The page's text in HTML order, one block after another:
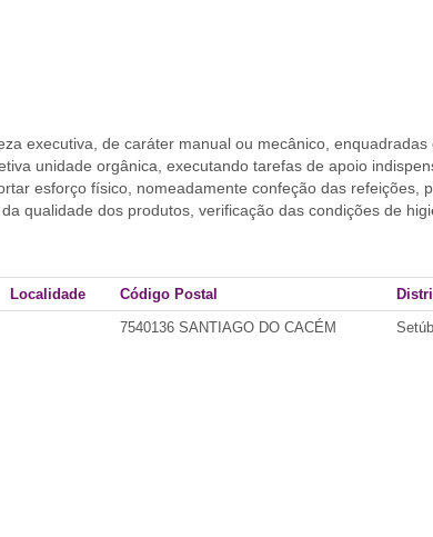
executiva, de caráter manual ou mecânico,
unidade orgânica, executando tarefas de apoio
esforço físico, nomeadamente confeção das refeições,
qualidade dos produtos, verificação das condições de
Localidade Código Postal
7540136 SANTIAGO DO CACÉM